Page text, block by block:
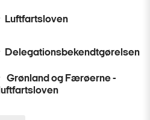
Luftfartsloven
Delegationsbekendtgørelsen
Grønland og Færøerne -
luftfartsloven